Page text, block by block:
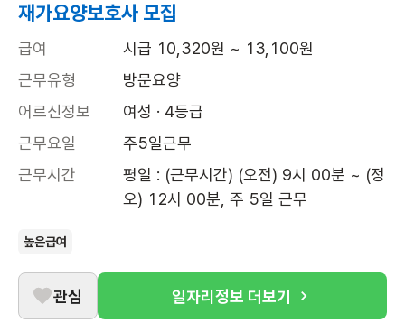
재가요양보호사 모집
급여
시급 10,320원 ~ 13,100원
근무유형
방문요양
어르신정보
여성 · 4등급
근무요일
주5일근무
근무시간
평일 : (근무시간) (오전) 9시 00분 ~ (정
오) 12시 00분, 주 5일 근무
높은급여
관심 일자리정보 더보기